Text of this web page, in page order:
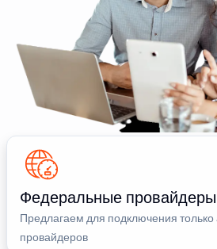
Федеральные провайдеры
Предлагаем для подключения
провайдеров